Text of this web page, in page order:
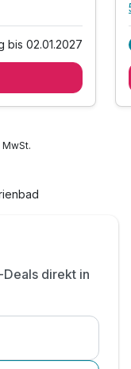
Golf Club
bis 02.01.2027
direkt in